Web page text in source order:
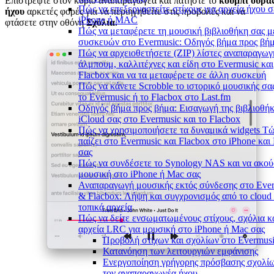
Πώς να επεξεργαστείτε στίχους για αρχεία ήχου
iPhone ή MAC
Πώς να μεταφέρετε τη μουσική βιβλιοθήκη σας
συσκευών στο Evermusic: Οδηγός βήμα προς
Πώς να αρχειοθετήσετε (ZIP) λίστες
άλμπουμ, καλλιτέχνες και είδη στο Evermusic και
Flacbox και να τα μεταφέρετε σε άλλη συσκευή
Πώς να κάνετε Scrobble το ιστορικό μουσικής
το Evermusic ή το Flacbox στο Last.fm
Οδηγός βήμα προς βήμα: Εισαγωγή της
iCloud σας στο Evermusic και το Flacbox
Πώς να χρησιμοποιήσετε τα δυναμικά widgets
παίζει στο Evermusic και Flacbox στο iPhone και
σας
Πώς να συνδέσετε το Synology NAS και να
μουσική στο iPhone ή Mac σας
Αναπαραγωγή μουσικής εκτός σύνδεσης στο
& Flacbox: Λήψη και συγχρονισμός από το cloud
τοπικά αρχεία
Πώς να δείτε ενσωματωμένους στίχους, σχόλια
αρχεία LRC για μουσική στο iPhone ή Mac σας
Προβολή στίχων και σχολίων στο
Κατανόηση των λειτουργιών εμφάνισης
Ενεργοποίηση γρήγορης πρόσβασης
ήχου αρκετές φορές για να περιηγηθείτε στις προβολές και να
φτάσετε στην οθόνηΣχόλια.